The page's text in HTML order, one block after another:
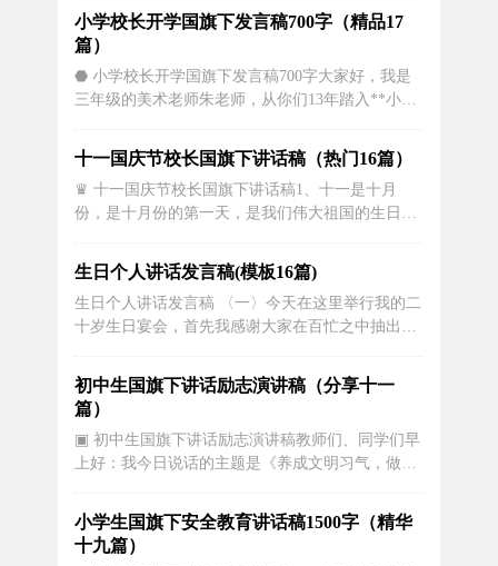
因为我来到公司才一个月的时间，但是没有关系，
以后会有足够多的时间来让你们认识和了解我。我
是一个比较随和的人，也是一个经历十分丰富的领
导，在来我们公司之前，我做过物...
小学校长开学国旗下发言稿700字（精品17
篇）
⬣ 小学校长开学国旗下发言稿700字大家好，我是
三年级的美术老师朱老师，从你们13年踏入**小学
有担任过一年级的教学，我也很忐忑，这三年我们
一起成长，从最初的懵懂到现在的默契的配合，我
非常有满足感。在我眼力，你们是一群天真无邪的
天使，跟你们在一起我经常被你...
十一国庆节校长国旗下讲话稿（热门16篇）
♛ 十一国庆节校长国旗下讲话稿1、十一是十月
份，是十月份的第一天，是我们伟大祖国的生日，
如潮，很多当地人一或者游客都会早早到天安门广
场去看升国旗，看到国旗升起的那一刻，我们都会
心潮澎湃，热泪盈眶，作为一个中国人，非常骄傲
和自豪，祝愿我们伟大的祖国永远繁荣昌...
生日个人讲话发言稿(模板16篇)
生日个人讲话发言稿 〈一〉今天在这里举行我的二
十岁生日宴会，首先我感谢大家在百忙之中抽出时
感到我的二十岁生日意义非凡。在这二十年里，父
母用辛勤的汗水养育了我。用无限的爱滋润了我。
他们的所做所为都是为了我。所以我一定要用实际
行动向他们证明：{我的未来不是梦]...
初中生国旗下讲话励志演讲稿（分享十一
篇）
▣ 初中生国旗下讲话励志演讲稿教师们、同学们早
上好：我今日说话的主题是《养成文明习气，做文
终身发生深远的影响，会让一个人终身获益。19世
纪心理学家李德说过：播下你的杰出行为，你就能
具有杰出的习气;播下你的杰出习气，你就能具有杰
小学生国旗下安全教育讲话稿1500字（精华
十九篇）